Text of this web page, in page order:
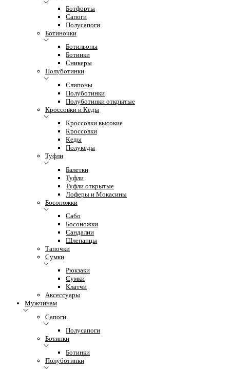
Ботфорты
Сапоги
Полусапоги
Ботиночки
Ботильоны
Ботинки
Сникеры
Полуботинки
Слипоны
Полуботинки
Полуботинки открытые
Кроссовки и Кеды
Кроссовки высокие
Кроссовки
Кеды
Полукеды
Туфли
Балетки
Туфли
Туфли открытые
Лоферы и Мокасины
Босоножки
Сабо
Босоножки
Сандалии
Шлепанцы
Тапочки
Сумки
Рюкзаки
Сумки
Клатчи
Аксессуары
Мужчинам
Сапоги
Полусапоги
Ботинки
Ботинки
Полуботинки